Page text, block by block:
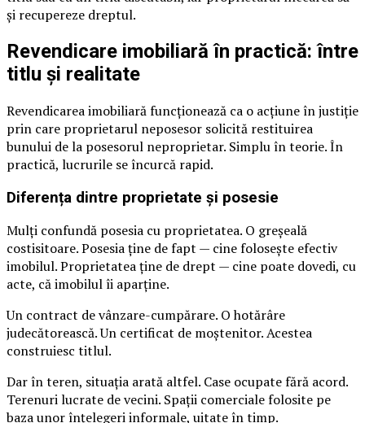
și recupereze dreptul.
Revendicare imobiliară în practică: între
titlu și realitate
Revendicarea imobiliară funcționează ca o acțiune în justiție
prin care proprietarul neposesor solicită restituirea
bunului de la posesorul neproprietar. Simplu în teorie. În
practică, lucrurile se încurcă rapid.
Diferența dintre proprietate și posesie
Mulți confundă posesia cu proprietatea. O greșeală
costisitoare. Posesia ține de fapt — cine folosește efectiv
imobilul. Proprietatea ține de drept — cine poate dovedi, cu
acte, că imobilul îi aparține.
Un contract de vânzare-cumpărare. O hotărâre
judecătorească. Un certificat de moștenitor. Acestea
construiesc titlul.
Dar în teren, situația arată altfel. Case ocupate fără acord.
Terenuri lucrate de vecini. Spații comerciale folosite pe
baza unor înțelegeri informale, uitate în timp.